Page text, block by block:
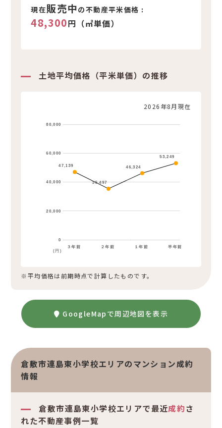
現在販売中 の不動産平米価格 :
48,300円（㎡単価）
土地平均価格（平米単価）の推移
2026年8月現在
３年前 ２年前 １年前 半年前
0
20,000
40,000
60,000
80,000
47,139
35,497
46,324
53,249
(円)
※平均価格は前期時点で計算したものです。
GoogleMapで周辺地図を表示
倉敷市連島東小学校エリアのマンション成約
情報
倉敷市連島東小学校エリアで最近成約さ
れた不動産事例一覧